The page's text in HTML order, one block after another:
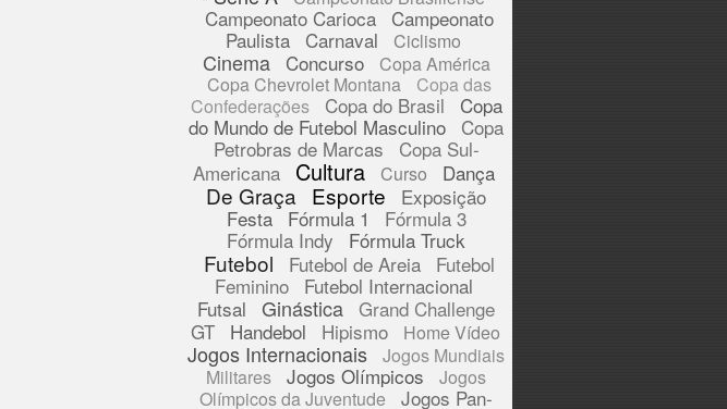
Campeonato Carioca
Campeonato
Paulista Carnaval Ciclismo
Cinema Concurso
Copa América
Copa Chevrolet Montana
Copa das
Confederações
Copa do Brasil Copa
do Mundo de Futebol Masculino Copa
Petrobras de Marcas
Copa Sul-
Americana
Cultura Curso Dança
De Graça Esporte
Exposição
Festa
Fórmula 1
Fórmula 3
Fórmula Indy
Fórmula Truck
Futebol Futebol de Areia
Futebol
Feminino
Futebol Internacional
Futsal Ginástica Grand Challenge
GT Handebol Hipismo Home Vídeo
Jogos Internacionais
Jogos Mundiais
Militares
Jogos Olímpicos
Jogos
Olímpicos da Juventude
Jogos Pan-